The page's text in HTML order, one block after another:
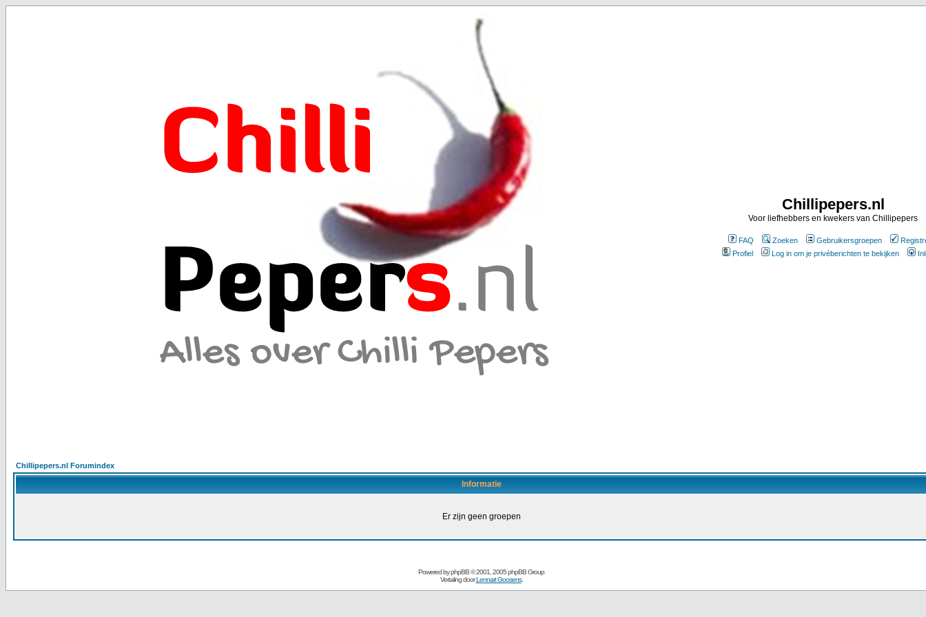
Chillipepers.nl
Voor liefhebbers en kwekers van Chillipepers
FAQ Zoeken Gebruikersgroepen
Profiel
Log in om je privéberichten te bekijken
Chillipepers.nl Forumindex
Informatie
Er zijn geen groepen
Powered byphpBB© 2001, 2005 phpBB Group
Vertaling doorLennart Goosens.